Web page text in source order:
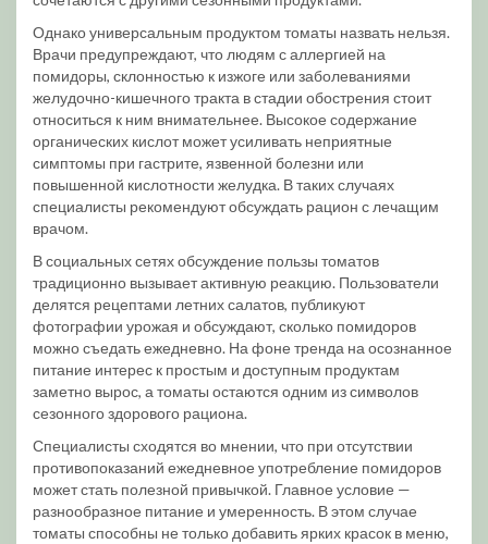
Однако универсальным продуктом томаты назвать нельзя.
Врачи предупреждают, что людям с аллергией на
помидоры, склонностью к изжоге или заболеваниями
желудочно-кишечного тракта в стадии обострения стоит
относиться к ним внимательнее. Высокое содержание
органических кислот может усиливать неприятные
симптомы при гастрите, язвенной болезни или
повышенной кислотности желудка. В таких случаях
специалисты рекомендуют обсуждать рацион с лечащим
врачом.
В социальных сетях обсуждение пользы томатов
традиционно вызывает активную реакцию. Пользователи
делятся рецептами летних салатов, публикуют
фотографии урожая и обсуждают, сколько помидоров
можно съедать ежедневно. На фоне тренда на осознанное
питание интерес к простым и доступным продуктам
заметно вырос, а томаты остаются одним из символов
сезонного здорового рациона.
Специалисты сходятся во мнении, что при отсутствии
противопоказаний ежедневное употребление помидоров
может стать полезной привычкой. Главное условие —
разнообразное питание и умеренность. В этом случае
томаты способны не только добавить ярких красок в меню,